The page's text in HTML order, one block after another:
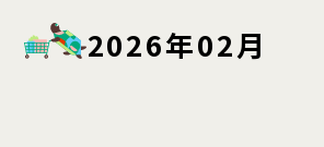
2026年02月